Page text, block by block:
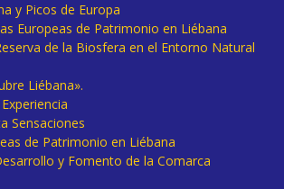
y Picos de Europa
Europeas de Patrimonio en Liébana
de la Biosfera en el Entorno Natural
Liébana».
Sensaciones
de Patrimonio en Liébana
y Fomento de la Comarca